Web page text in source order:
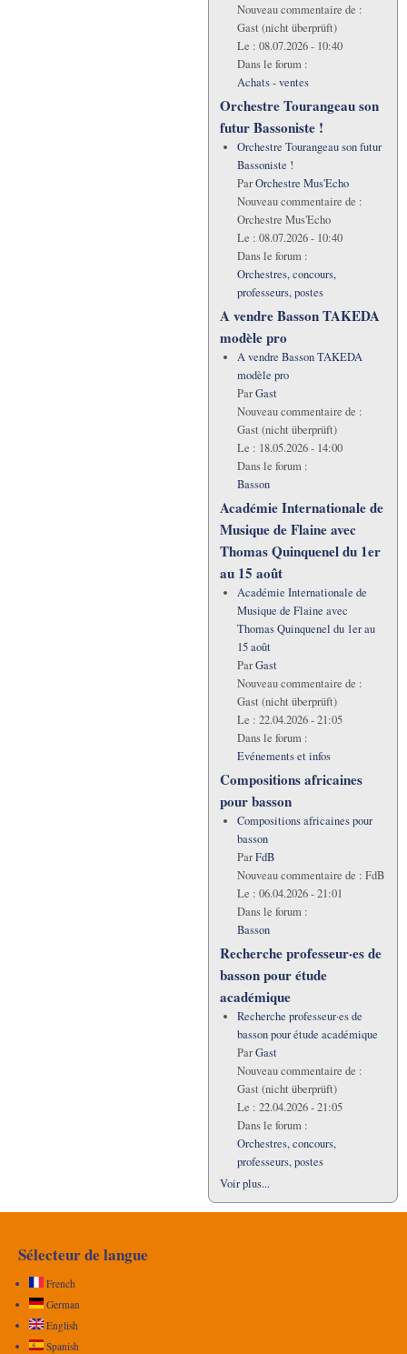
Nouveau commentaire de :
Gast (nicht überprüft)
Le : 08.07.2026 - 10:40
Dans le forum :
Achats - ventes
Orchestre Tourangeau son
futur Bassoniste !
Orchestre Tourangeau son futur
Bassoniste !
ParOrchestre Mus'Echo
Nouveau commentaire de :
Orchestre Mus'Echo
Le : 08.07.2026 - 10:40
Dans le forum :
Orchestres, concours,
professeurs, postes
A vendre Basson TAKEDA
modèle pro
A vendre Basson TAKEDA
modèle pro
ParGast
Nouveau commentaire de :
Gast (nicht überprüft)
Le : 18.05.2026 - 14:00
Dans le forum :
Basson
Académie Internationale de
Musique de Flaine avec
Thomas Quinquenel du 1er
au 15 août
Académie Internationale de
Musique de Flaine avec
Thomas Quinquenel du 1er au
15 août
ParGast
Nouveau commentaire de :
Gast (nicht überprüft)
Le : 22.04.2026 - 21:05
Dans le forum :
Evénements et infos
Compositions africaines
pour basson
Compositions africaines pour
basson
ParFdB
Nouveau commentaire de : FdB
Le : 06.04.2026 - 21:01
Dans le forum :
Basson
Recherche professeur·es de
basson pour étude
académique
Recherche professeur·es de
basson pour étude académique
ParGast
Nouveau commentaire de :
Gast (nicht überprüft)
Le : 22.04.2026 - 21:05
Dans le forum :
Orchestres, concours,
professeurs, postes
Voir plus...
Sélecteur de langue
French
German
English
Spanish